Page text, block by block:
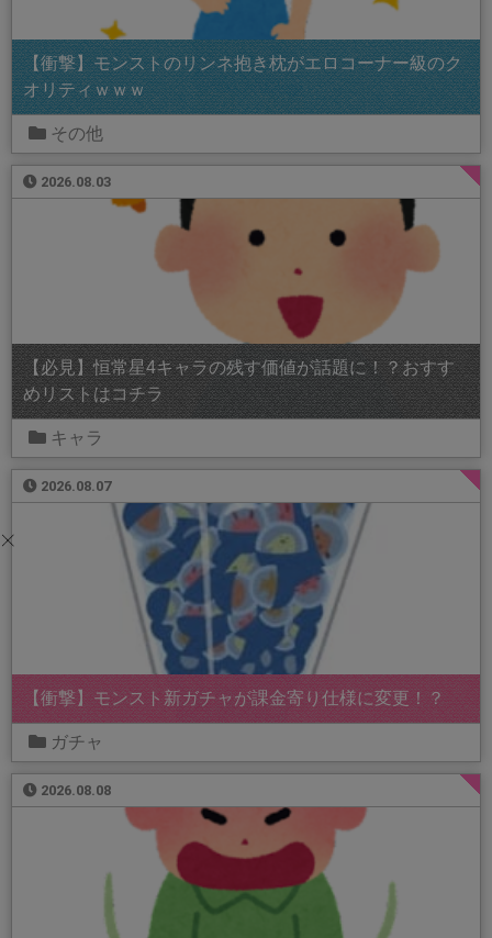
【衝撃】モンストのリンネ抱き枕がエロコーナー級のク
オリティｗｗｗ
その他
2026.08.03
【必見】恒常星4キャラの残す価値が話題に！？おすす
めリストはコチラ
キャラ
2026.08.07
【衝撃】モンスト新ガチャが課金寄り仕様に変更！？
ガチャ
2026.08.08